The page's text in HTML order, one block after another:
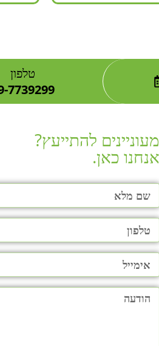
טלפון
7739299
מעוניינים להתייעץ?
אנחנו כאן.​